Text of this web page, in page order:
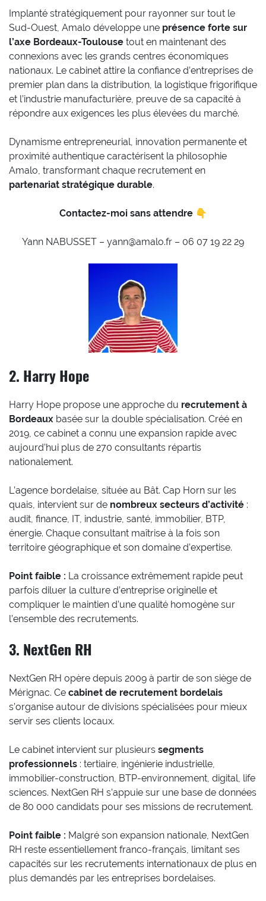
Implanté stratégiquement pour rayonner sur tout le
Sud-Ouest, Amalo développe une présence forte sur
l’axe Bordeaux-Toulouse tout en maintenant des
connexions avec les grands centres économiques
nationaux. Le cabinet attire la confiance d’entreprises de
premier plan dans la distribution, la logistique frigorifique
et l’industrie manufacturière, preuve de sa capacité à
répondre aux exigences les plus élevées du marché.
Dynamisme entrepreneurial, innovation permanente et
proximité authentique caractérisent la philosophie
Amalo, transformant chaque recrutement en
partenariat stratégique durable.
Contactez-moi sans attendre 👇
Yann NABUSSET – yann@amalo.fr – 06 07 19 22 29
2. Harry Hope
Harry Hope propose une approche du recrutement à
Bordeaux basée sur la double spécialisation. Créé en
2019, ce cabinet a connu une expansion rapide avec
aujourd’hui plus de 270 consultants répartis
nationalement.
L’agence bordelaise, située au Bât. Cap Horn sur les
quais, intervient sur de nombreux secteurs d’activité :
audit, finance, IT, industrie, santé, immobilier, BTP,
énergie. Chaque consultant maîtrise à la fois son
territoire géographique et son domaine d’expertise.
Point faible : La croissance extrêmement rapide peut
parfois diluer la culture d’entreprise originelle et
compliquer le maintien d’une qualité homogène sur
l’ensemble des recrutements.
3. NextGen RH
NextGen RH opère depuis 2009 à partir de son siège de
Mérignac. Ce cabinet de recrutement bordelais
s’organise autour de divisions spécialisées pour mieux
servir ses clients locaux.
Le cabinet intervient sur plusieurs segments
professionnels : tertiaire, ingénierie industrielle,
immobilier-construction, BTP-environnement, digital, life
sciences. NextGen RH s’appuie sur une base de données
de 80 000 candidats pour ses missions de recrutement.
Point faible : Malgré son expansion nationale, NextGen
RH reste essentiellement franco-français, limitant ses
capacités sur les recrutements internationaux de plus en
plus demandés par les entreprises bordelaises.